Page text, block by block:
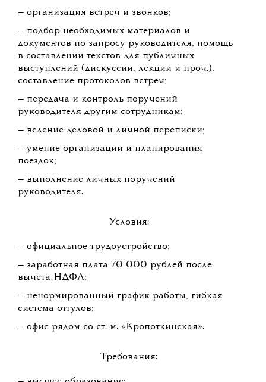
— организация встреч и звонков;
— подбор необходимых материалов и
документов по запросу руководителя, помощь
в составлении текстов для публичных
выступлений (дискуссии, лекции и проч.),
составление протоколов встреч;
— передача и контроль поручений
руководителя другим сотрудникам;
— ведение деловой и личной переписки;
— умение организации и планирования
поездок;
— выполнение личных поручений
руководителя.
Условия:
— официальное трудоустройство;
— заработная плата 70 000 рублей после
вычета НДФЛ;
— ненормированный график работы, гибкая
система отгулов;
— офис рядом со ст. м. «Кропоткинская».
Требования: